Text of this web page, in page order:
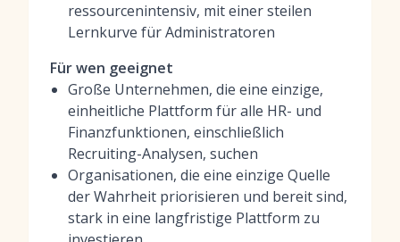
ressourcenintensiv, mit einer steilen
Lernkurve für Administratoren
Für wen geeignet
Große Unternehmen, die eine einzige,
einheitliche Plattform für alle HR- und
Finanzfunktionen, einschließlich
Recruiting-Analysen, suchen
Organisationen, die eine einzige Quelle
der Wahrheit priorisieren und bereit sind,
stark in eine langfristige Plattform zu